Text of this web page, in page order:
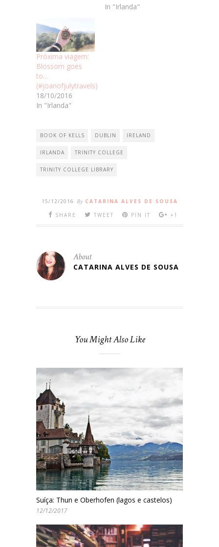
In "Irlanda"
Próxima viagem:
Blossom goes
to…
(#joanofjulytravels)
18/10/2016
In "Irlanda"
BOOK OF KELLS DUBLIN IRELAND
IRLANDA TRINITY COLLEGE
TRINITY COLLEGE LIBRARY
15/12/2016 By CATARINA ALVES DE SOUSA
SHARE
TWEET PIN IT +1
About
CATARINA ALVES DE SOUSA
You Might Also Like
Suíça: Thun e Oberhofen (lagos e castelos)
12/12/2017